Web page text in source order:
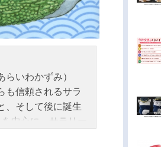
いわかずみ）
も信頼されるサラ
、そして後に誕生
中心に、サラリー